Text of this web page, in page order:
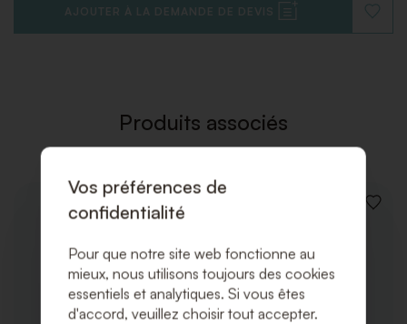
AJOUTER À LA DEMANDE DE DEVIS
À
Produits associés
Vos préférences de
confidentialité
Pour que notre site web fonctionne au
mieux, nous utilisons toujours des cookies
essentiels et analytiques. Si vous êtes
d'accord, veuillez choisir tout accepter.